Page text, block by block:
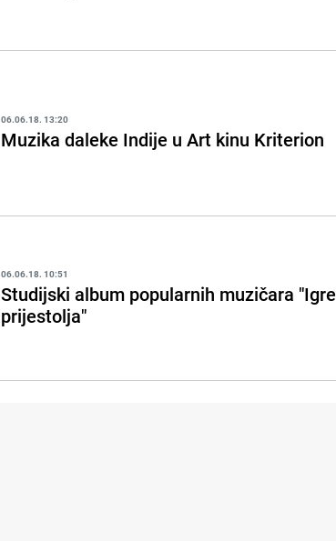
06.06.18. 13:20
Muzika daleke Indije u Art kinu Kriterion
06.06.18. 10:51
Studijski album popularnih muzičara "Igre
prijestolja"